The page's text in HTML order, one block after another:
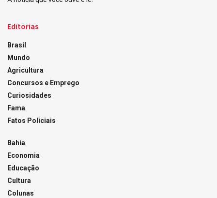
Editorias
Brasil
Mundo
Agricultura
Concursos e Emprego
Curiosidades
Fama
Fatos Policiais
Bahia
Economia
Educação
Cultura
Colunas